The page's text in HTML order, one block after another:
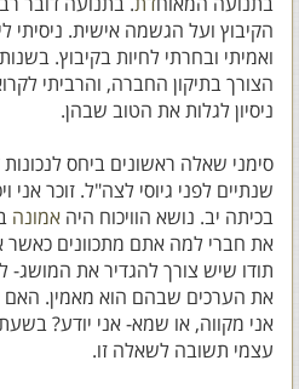
הקיבוץ ועל הגשמה אישית.
ואמיתי ובחרתי לחיות בקיבוץ.
הצורך בתיקון החברה, והרביתי
ניסיון לגלות את הטוב שבהן.
סימני שאלה ראשונים ביחס
שנתיים לפני גיוסי לצה"ל. זוכר אני
בכיתה יב. נושא הוויכוח היה אמונה
את חברי למה אתם מתכוונים כאשר
תודו שיש צורך להגדיר את המושג-
את הערכים שבהם הוא מאמין. האם
אני מקווה, או שמא- אני יודע? בשעת
עצמי תשובה לשאלה זו.